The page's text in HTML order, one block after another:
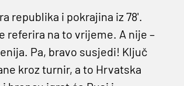
republika i pokrajina iz 78'.
referira na to vrijeme. A nije –
Pa, bravo susjedi! Ključ
kroz turnir, a to Hrvatska